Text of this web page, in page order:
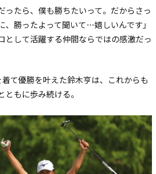
ったら、僕も勝ちたいって。だからさっ
、勝ったよって聞いて…嬉しいんです」
として活躍する仲間ならではの感激だっ
て優勝を叶えた鈴木亨は、これからも
もに歩み続ける。